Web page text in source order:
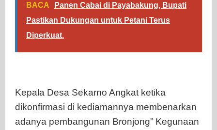
BACA
Panen Cabai di Payabakung, Bupati
Pastikan Dukungan untuk Petani Terus
Diperkuat.
Kepala Desa Sekarno Angkat ketika
dikonfirmasi di kediamannya membenarkan
adanya pembangunan Bronjong” Kegunaan